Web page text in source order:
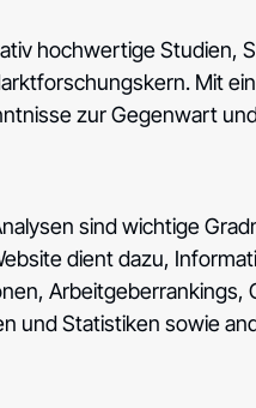
hochwertige
Mit
zur Gegenwart
sind wichtige
dient dazu,
Arbeitgeberrankings,
und Statistiken sowie